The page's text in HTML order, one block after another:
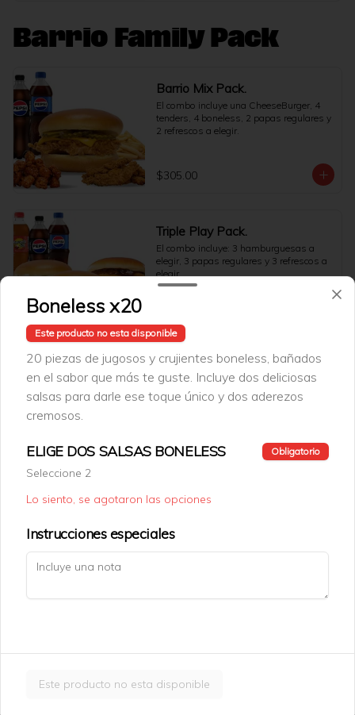
Barrio Family Pack
Barrio Mix Pack.
El combo incluye una CheeseBurger, 4
tenders, 4 boneless, 2 papas regulares y
2 refrescos a elegir.
$305.00
Triple Play Pack.
El combo incluye: 3 hamburguesas a
elegir, 3 papas regulares y 3 refrescos a
elegir.
Big Barrio Pack.
El combo incluye: 4 hamburguesas a
elegir, 4 papas regulares y 4 refrescos a
$609.00
6 Chicken Tenders + Papas Fritas
$276.00
Boneless x20
Este producto no esta disponible
20 piezas de jugosos y crujientes boneless, bañados
en el sabor que más te guste. Incluye dos deliciosas
salsas para darle ese toque único y dos aderezos
cremosos.
ELIGE DOS SALSAS BONELESS Obligatorio
Seleccione 2
Lo siento, se agotaron las opciones
Instrucciones especiales
Este producto no esta disponible